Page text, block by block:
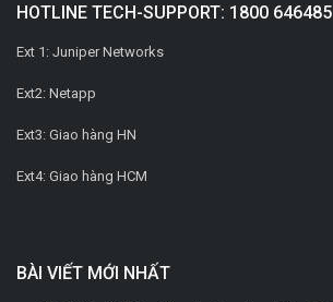
HOTLINE TECH-SUPPORT: 1800 646485
Ext 1: Juniper Networks
Ext2: Netapp
Ext3: Giao hàng HN
Ext4: Giao hàng HCM
BÀI VIẾT MỚI NHẤT